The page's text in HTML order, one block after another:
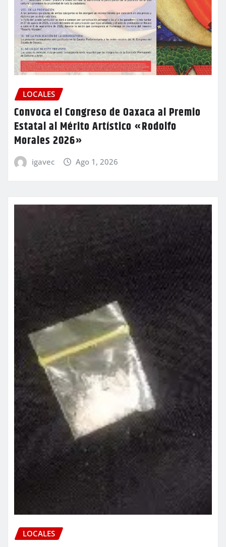
LOCALES
Convoca el Congreso de Oaxaca al Premio
Estatal al Mérito Artístico «Rodolfo
Morales 2026»
igavec Ago 1, 2026
LOCALES